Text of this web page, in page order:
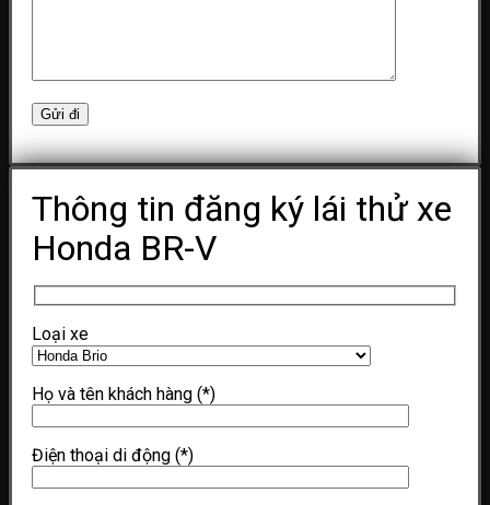
Thông tin đăng ký lái thử xe
Honda BR-V
Loại xe
Họ và tên khách hàng (*)
Điện thoại di động (*)